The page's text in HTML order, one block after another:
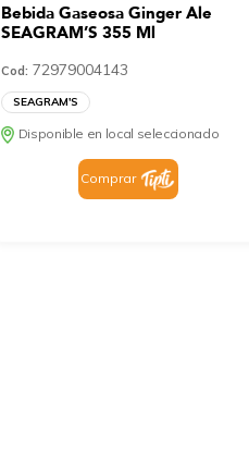
Bebida Gaseosa Ginger Ale
SEAGRAM’S 355 Ml
Cod: 72979004143
SEAGRAM'S
Disponible en local seleccionado
Comprar